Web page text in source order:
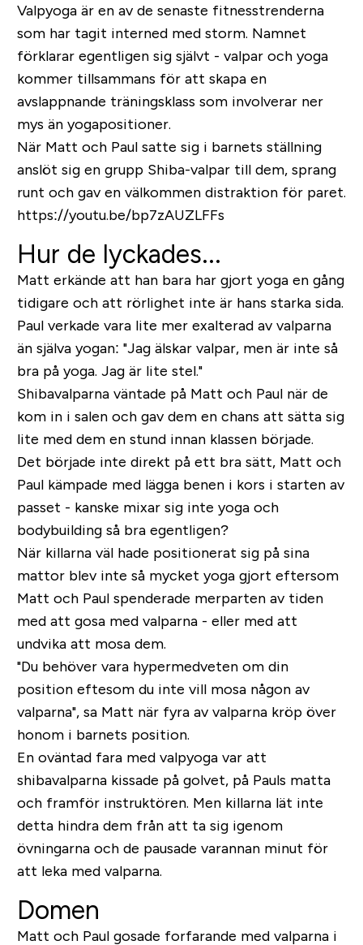
Valpyoga är en av de senaste fitnesstrenderna
som har tagit interned med storm. Namnet
förklarar egentligen sig självt - valpar och yoga
kommer tillsammans för att skapa en
avslappnande träningsklass som involverar ner
mys än yogapositioner.
När Matt och Paul satte sig i barnets ställning
anslöt sig en grupp Shiba-valpar till dem, sprang
runt och gav en välkommen distraktion för paret.
https://youtu.be/bp7zAUZLFFs
Hur de lyckades...
Matt erkände att han bara har gjort yoga en gång
tidigare och att rörlighet inte är hans starka sida.
Paul verkade vara lite mer exalterad av valparna
än själva yogan: "Jag älskar valpar, men är inte så
bra på yoga. Jag är lite stel."
Shibavalparna väntade på Matt och Paul när de
kom in i salen och gav dem en chans att sätta sig
lite med dem en stund innan klassen började.
Det började inte direkt på ett bra sätt, Matt och
Paul kämpade med lägga benen i kors i starten av
passet - kanske mixar sig inte yoga och
bodybuilding så bra egentligen?
När killarna väl hade positionerat sig på sina
mattor blev inte så mycket yoga gjort eftersom
Matt och Paul spenderade merparten av tiden
med att gosa med valparna - eller med att
undvika att mosa dem.
"Du behöver vara hypermedveten om din
position eftesom du inte vill mosa någon av
valparna", sa Matt när fyra av valparna kröp över
honom i barnets position.
En oväntad fara med valpyoga var att
shibavalparna kissade på golvet, på Pauls matta
och framför instruktören. Men killarna lät inte
detta hindra dem från att ta sig igenom
övningarna och de pausade varannan minut för
att leka med valparna.
Domen
Matt och Paul gosade forfarande med valparna i